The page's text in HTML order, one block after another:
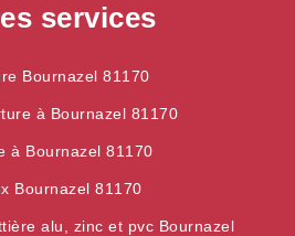
services
Bournazel 81170
à Bournazel 81170
à Bournazel 81170
Bournazel 81170
alu, zinc et pvc Bournazel